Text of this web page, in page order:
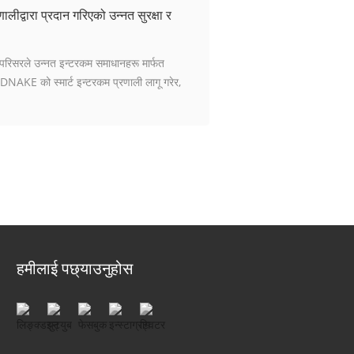
प्रदान गरिएको उन्नत सुरक्षा र
उन्नत इन्टरकम समाधानहरू मार्फत
को स्मार्ट इन्टरकम प्रणाली लागू गरेर,
हमीलाई पछ्याउनुहोस